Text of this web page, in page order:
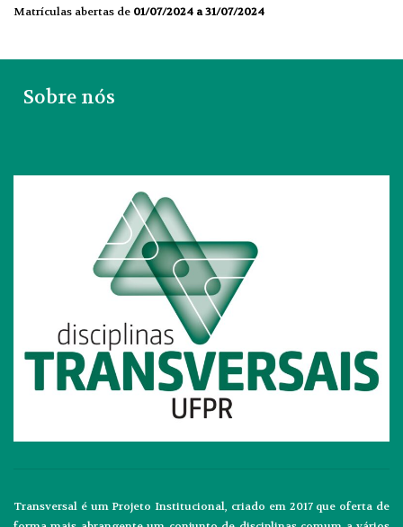
Matrículas abertas de 01/07/2024 a 31/07/2024
Sobre nós
Transversal é um Projeto Institucional, criado em 2017 que oferta de